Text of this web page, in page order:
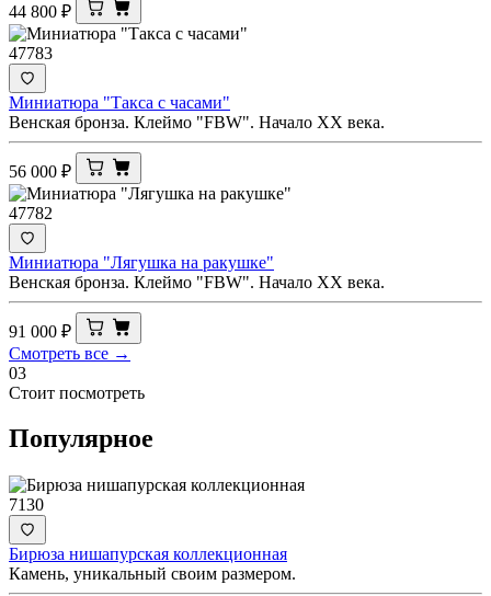
44 800 ₽
47783
Миниатюра "Такса с часами"
Венская бронза. Клеймо "FBW". Начало ХХ века.
56 000 ₽
47782
Миниатюра "Лягушка на ракушке"
Венская бронза. Клеймо "FBW". Начало ХХ века.
91 000 ₽
Смотреть все →
03
Стоит посмотреть
Популярное
7130
Бирюза нишапурская коллекционная
Камень, уникальный своим размером.